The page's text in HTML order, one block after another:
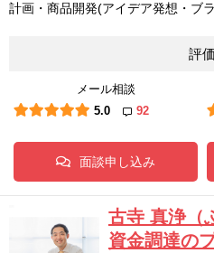
計画・商品開発(アイデア発想・ブ
評価
メール相談
5.0
92
面談申し込み
古寺 真浄（
資金調達の